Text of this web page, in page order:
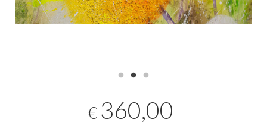
€ 360,00